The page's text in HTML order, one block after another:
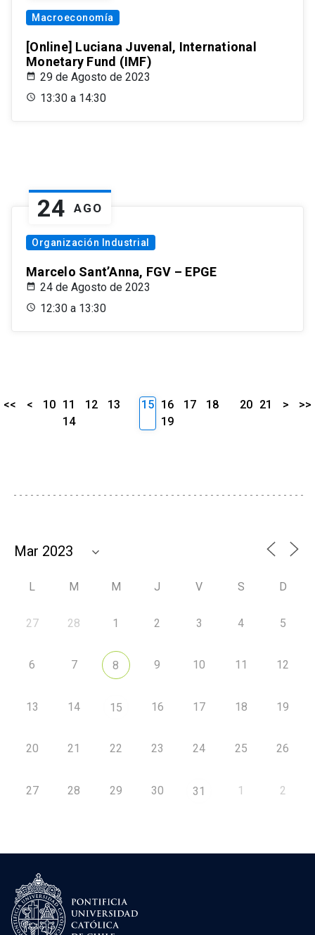
Macroeconomía
[Online] Luciana Juvenal, International
Monetary Fund (IMF)
29 de Agosto de 2023
13:30 a 14:30
24 AGO
Organización Industrial
Marcelo Sant’Anna, FGV – EPGE
24 de Agosto de 2023
12:30 a 13:30
<< < 10 11 12
13
14
15 16 17
18
19
20 21 > >>
L M M J V S D
27 28 1 2 3 4 5
6 7 8 9 10 11 12
13 14 15 16 17 18 19
20 21 22 23 24 25 26
27 28 29 30 31 1 2